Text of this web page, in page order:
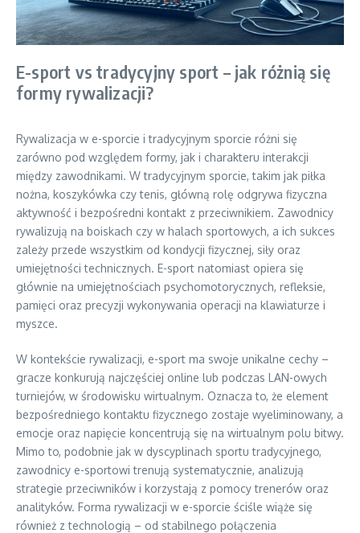
E-sport vs tradycyjny sport – jak różnią się
formy rywalizacji?
Rywalizacja w e-sporcie i tradycyjnym sporcie różni się
zarówno pod względem formy, jak i charakteru interakcji
między zawodnikami. W tradycyjnym sporcie, takim jak piłka
nożna, koszykówka czy tenis, główną rolę odgrywa fizyczna
aktywność i bezpośredni kontakt z przeciwnikiem. Zawodnicy
rywalizują na boiskach czy w halach sportowych, a ich sukces
zależy przede wszystkim od kondycji fizycznej, siły oraz
umiejętności technicznych. E-sport natomiast opiera się
głównie na umiejętnościach psychomotorycznych, refleksie,
pamięci oraz precyzji wykonywania operacji na klawiaturze i
myszce.
W kontekście rywalizacji, e-sport ma swoje unikalne cechy –
gracze konkurują najczęściej online lub podczas LAN-owych
turniejów, w środowisku wirtualnym. Oznacza to, że element
bezpośredniego kontaktu fizycznego zostaje wyeliminowany, a
emocje oraz napięcie koncentrują się na wirtualnym polu bitwy.
Mimo to, podobnie jak w dyscyplinach sportu tradycyjnego,
zawodnicy e-sportowi trenują systematycznie, analizują
strategie przeciwników i korzystają z pomocy trenerów oraz
analityków. Forma rywalizacji w e-sporcie ściśle wiąże się
również z technologią – od stabilnego połączenia